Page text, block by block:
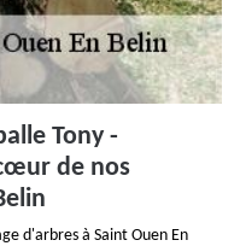
Tony -
de nos
d'arbres à Saint Ouen En